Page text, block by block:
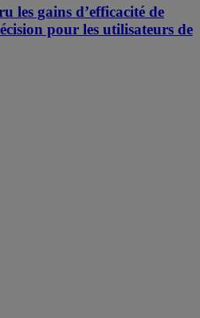
les gains d’efficacité de
pour les utilisateurs de